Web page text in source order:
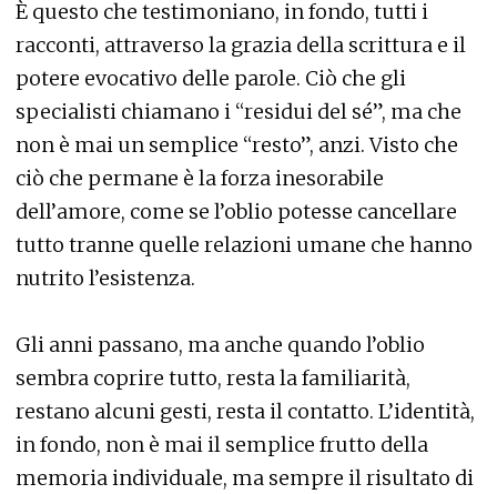
È questo che testimoniano, in fondo, tutti i
racconti, attraverso la grazia della scrittura e il
potere evocativo delle parole. Ciò che gli
specialisti chiamano i “residui del sé”, ma che
non è mai un semplice “resto”, anzi. Visto che
ciò che permane è la forza inesorabile
dell’amore, come se l’oblio potesse cancellare
tutto tranne quelle relazioni umane che hanno
nutrito l’esistenza.
Gli anni passano, ma anche quando l’oblio
sembra coprire tutto, resta la familiarità,
restano alcuni gesti, resta il contatto. L’identità,
in fondo, non è mai il semplice frutto della
memoria individuale, ma sempre il risultato di